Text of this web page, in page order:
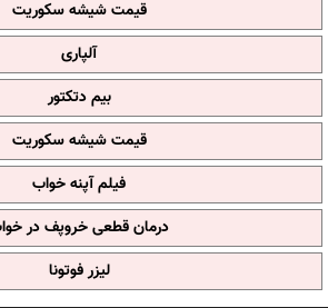
قیمت شیشه سکوریت
آلپاری
بیم دتکتور
قیمت شیشه سکوریت
فیلم آپنه خواب
درمان قطعی خروپف در
لیزر فوتونا